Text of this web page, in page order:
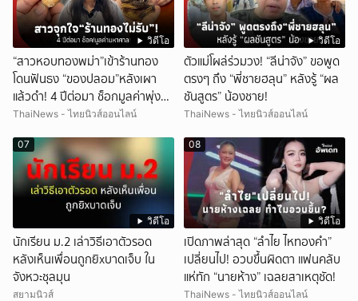
วิดีโอ
“สาวหอบทองพม่า”เข้าร้านทอง
โดนฟันธง “ของปลอม”หลังเผา
แล้วดำ! 4 ปีต่อมา ช็อกมูลค่าพุ่ง
มหาศาล!
ThaiNews - ไทยนิวส์ออนไลน์
วิดีโอ
ตัวแม่โผล่ร่วมวง! “ลีน่าจัง” ขอพูด
ตรงๆ ถึง “พี่ชายฮลุน” หลังรู้ “ผล
ชันสูตร” น้องชาย!
ThaiNews - ไทยนิวส์ออนไลน์
วิดีโอ
07
นักเรียน ม.2 เล่าวิธีเอาตัวรอด
หลังเห็นเพื่อนถูกยิxบาดเจ็บ ใน
จังหวะชุลมุน
สยามนิวส์
วิดีโอ
08
เปิดภาพล่าสุด “ลำไย ไหทองคำ”
เปลี่ยนไป! อวบขึ้นผิดตา แฟนคลับ
แห่ทัก “นายห้าง” เฉลยสาเหตุชัด!
ThaiNews - ไทยนิวส์ออนไลน์